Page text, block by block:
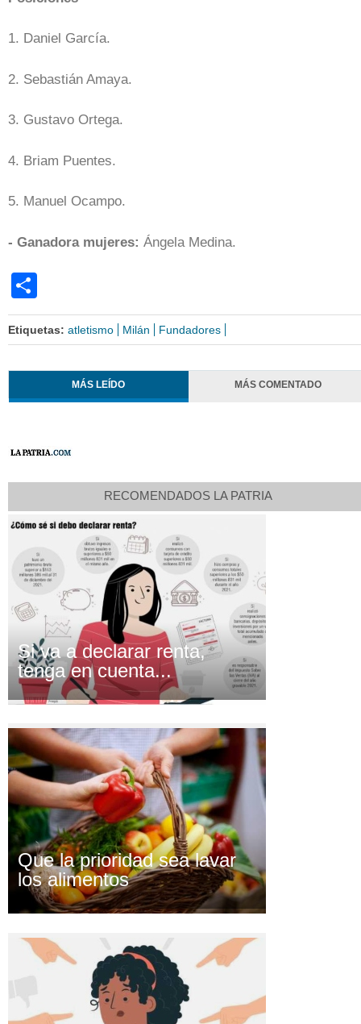
1. Daniel García.
2. Sebastián Amaya.
3. Gustavo Ortega.
4. Briam Puentes.
5. Manuel Ocampo.
- Ganadora mujeres: Ángela Medina.
Etiquetas: atletismo Milán Fundadores
MÁS LEÍDO MÁS COMENTADO
RECOMENDADOS LA PATRIA
Si va a declarar renta,
tenga en cuenta...
Que la prioridad sea lavar
los alimentos